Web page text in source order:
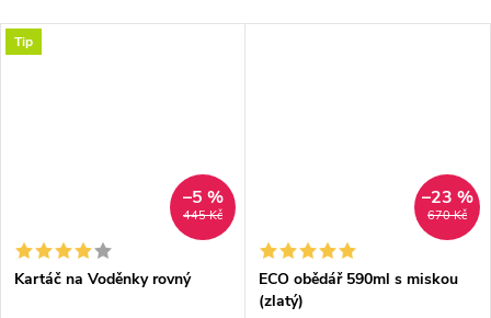
Tip
445 Kč
–5 %
Kartáč na Voděnky rovný
670 Kč
–23 %
ECO obědář 590ml s miskou
(zlatý)